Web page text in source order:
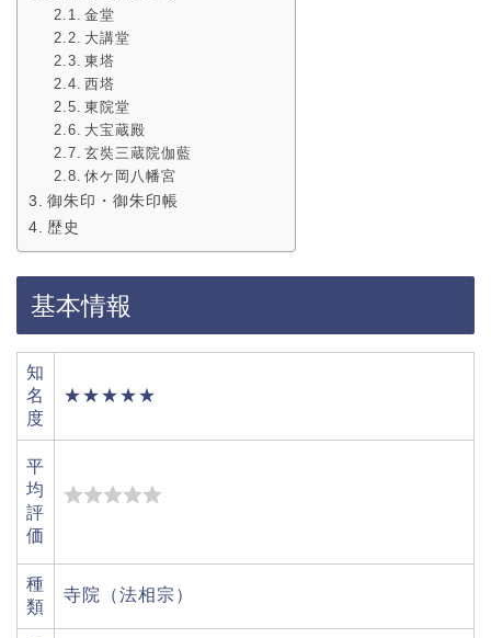
金堂
大講堂
東塔
西塔
東院堂
大宝蔵殿
玄奘三蔵院伽藍
休ケ岡八幡宮
御朱印・御朱印帳
歴史
基本情報
知
名
度
★★★★★
平
均
評
価
種
類
寺院（法相宗）